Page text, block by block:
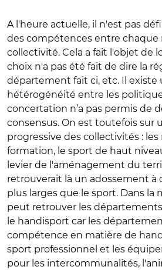
A l'heure actuelle, il n'est pas
des compétences entre chaque
collectivité. Cela a fait l'objet de
choix n'a pas été fait de dire la
département fait ci, etc. Il existe
hétérogénéité entre les
concertation n’a pas permis de
consensus. On est toutefois sur
progressive des collectivités : les
formation, le sport de haut
levier de l'aménagement du
retrouverait là un adossement à
plus larges que le sport. Dans la
peut retrouver les
le handisport car les
compétence en matière de
sport professionnel et les
pour les intercommunalités,